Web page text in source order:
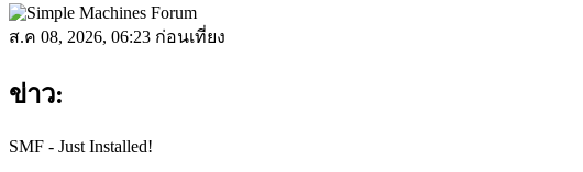
ส.ค 08, 2026, 06:23 ก่อนเที่ยง
ข่าว:
SMF - Just Installed!